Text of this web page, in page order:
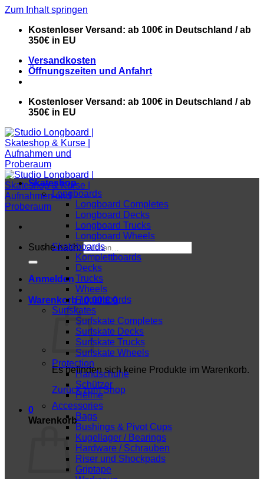
Zum Inhalt springen
Kostenloser Versand: ab 100€ in Deutschland / ab
350€ in EU
Versandkosten
Öffnungszeiten und Anfahrt
Kostenloser Versand: ab 100€ in Deutschland / ab
350€ in EU
Suche nach:
Anmelden
Warenkorb /0,00€ 0
Es befinden sich keine Produkte im Warenkorb.
Zurück zum Shop
0
Warenkorb
Skateshop
Longboards
Longboard Completes
Longboard Decks
Longboard Trucks
Longboard Wheels
Skateboards
Komplettboards
Decks
Trucks
Wheels
Fingerboards
Surfskates
Surfskate Completes
Surfskate Decks
Surfskate Trucks
Surfskate Wheels
Protection
Handschuhe
Schützer
Helme
Accessories
Bags
Bushings & Pivot Cups
Kugellager / Bearings
Hardware / Schrauben
Riser und Shockpads
Griptape